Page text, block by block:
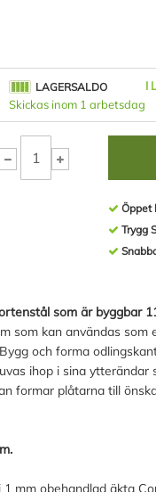
LAGERSALDO
I
Skickas inom 1 arbetsdag
Öppet
Trygg
som är byggbar
som kan användas
och forma
ihop i sina
formar plåtarna till
mm obehandlad äkta